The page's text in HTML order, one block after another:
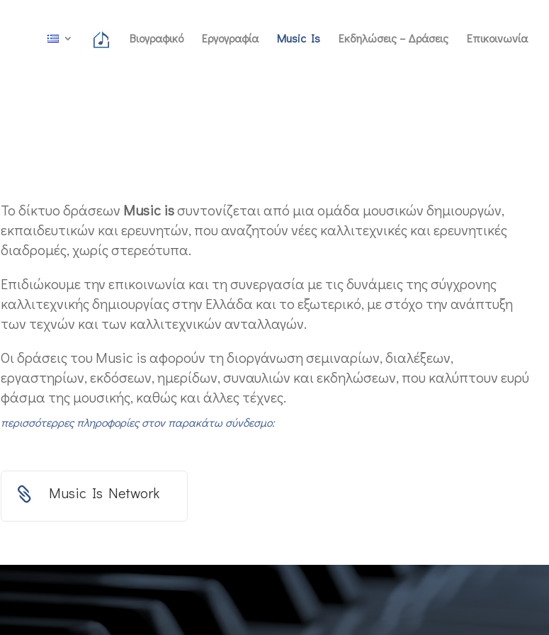
Βιογραφικό Εργογραφία Music Is Εκδηλώσεις – Δράσεις Επικοινωνία
Το δίκτυο δράσεων Music isσυντονίζεται από μια ομάδα μουσικών δημιουργών,
εκπαιδευτικών και ερευνητών, που αναζητούν νέες καλλιτεχνικές και ερευνητικές
διαδρομές, χωρίς στερεότυπα.
Επιδιώκουμε την επικοινωνία και τη συνεργασία με τις δυνάμεις της σύγχρονης
καλλιτεχνικής δημιουργίας στην Ελλάδα και το εξωτερικό, με στόχο την ανάπτυξη
των τεχνών και των καλλιτεχνικών ανταλλαγών.
Οι δράσεις του Music is αφορούν τη διοργάνωση σεμιναρίων, διαλέξεων,
εργαστηρίων, εκδόσεων, ημερίδων, συναυλιών και εκδηλώσεων, που καλύπτουν ευρύ
φάσμα της μουσικής, καθώς και άλλες τέχνες.
περισσότερρες πληροφορίες στον παρακάτω σύνδεσμο:
 Music Is Network